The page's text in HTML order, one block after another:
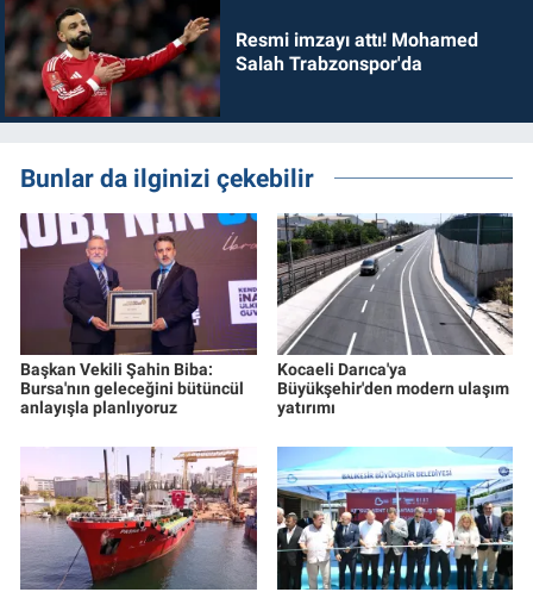
Resmi imzayı attı! Mohamed
Salah Trabzonspor'da
Bunlar da ilginizi çekebilir
Başkan Vekili Şahin Biba:
Bursa'nın geleceğini bütüncül
anlayışla planlıyoruz
Kocaeli Darıca'ya
Büyükşehir'den modern ulaşım
yatırımı